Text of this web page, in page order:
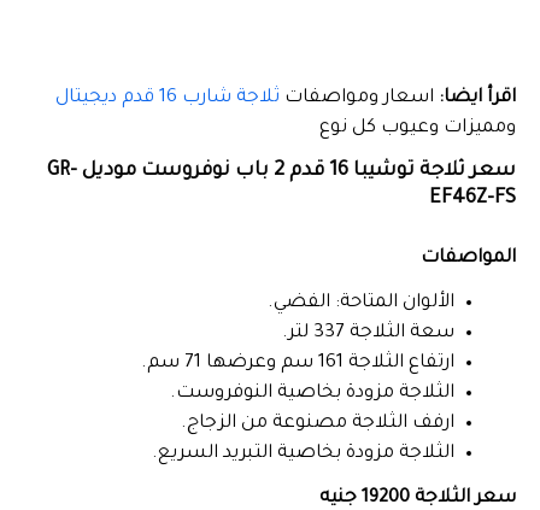
اقرأ ايضا: اسعار ومواصفات ثلاجة شارب 16 قدم ديجيتال
ومميزات وعيوب كل نوع
سعر ثلاجة توشيبا 16 قدم 2 باب نوفروست موديل GR-
EF46Z-FS
المواصفات
الألوان المتاحة: الفضي.
سعة الثلاجة 337 لتر.
ارتفاع الثلاجة 161 سم وعرضها 71 سم.
الثلاجة مزودة بخاصية النوفروست.
ارفف الثلاجة مصنوعة من الزجاج.
الثلاجة مزودة بخاصية التبريد السريع.
سعر الثلاجة 19200 جنيه